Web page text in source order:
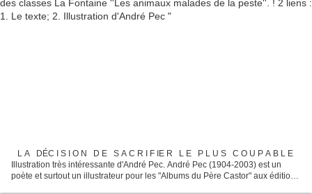
L A DÉC I S I O N D E S A C R I F IE R L E P L U S C O U P A B L E
Illustration très intéressante d'André Pec. André Pec (1904-2003) est un
poète et surtout un illustrateur pour les "Albums du Père Castor" aux éditions